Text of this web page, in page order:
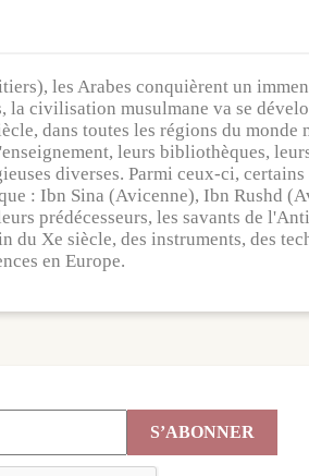
les Arabes conquièrent un
la civilisation musulmane va se
dans toutes les régions du monde
leurs bibliothèques,
diverses. Parmi ceux-ci,
: Ibn Sina (Avicenne), Ibn Rushd
prédécesseurs, les savants de
Xe siècle, des instruments, des
en Europe.